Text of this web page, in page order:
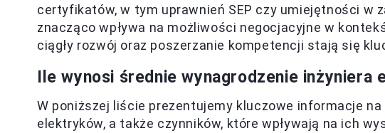
certyfikatów, w tym uprawnień SEP czy umiejętności w
znacząco wpływa na możliwości negocjacyjne w
ciągły rozwój oraz poszerzanie kompetencji stają się
Ile wynosi średnie wynagrodzenie
W poniższej liście prezentujemy kluczowe informacje
elektryków, a także czynników, które wpływają na ich